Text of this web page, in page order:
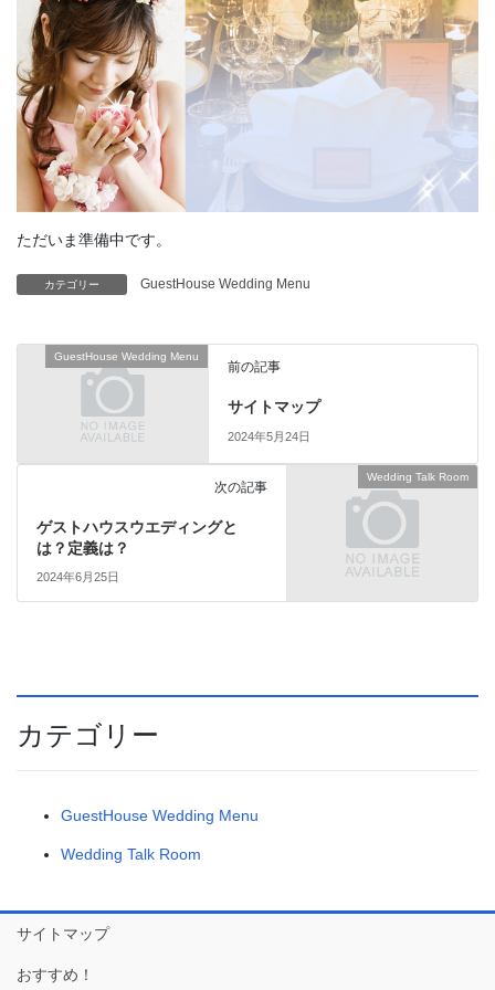
ただいま準備中です。
カテゴリー GuestHouse Wedding Menu
GuestHouse Wedding Menu
前の記事
サイトマップ
2024年5月24日
Wedding Talk Room
次の記事
ゲストハウスウエディングと
は？定義は？
2024年6月25日
カテゴリー
GuestHouse Wedding Menu
Wedding Talk Room
サイトマップ
おすすめ！